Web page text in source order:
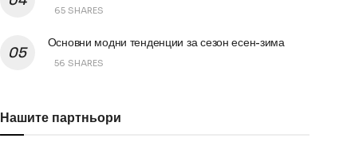
65 SHARES
Основни модни тенденции за сезон есен-зима
56 SHARES
Нашите партньори